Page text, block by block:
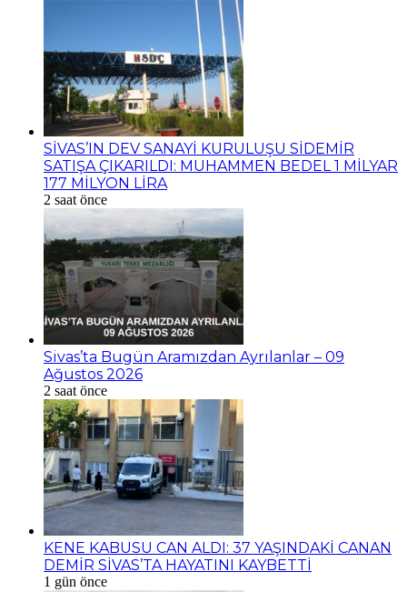
SİVAS’IN DEV SANAYİ KURULUŞU SİDEMİR
SATIŞA ÇIKARILDI: MUHAMMEN BEDEL 1 MİLYAR
177 MİLYON LİRA
2 saat önce
Sivas’ta Bugün Aramızdan Ayrılanlar – 09
Ağustos 2026
2 saat önce
KENE KABUSU CAN ALDI: 37 YAŞINDAKİ CANAN
DEMİR SİVAS’TA HAYATINI KAYBETTİ
1 gün önce